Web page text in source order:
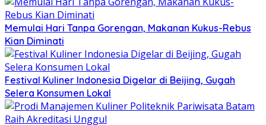
Memulai Hari Tanpa Gorengan, Makanan Kukus-Rebus
Kian Diminati
Festival Kuliner Indonesia Digelar di Beijing, Gugah
Selera Konsumen Lokal